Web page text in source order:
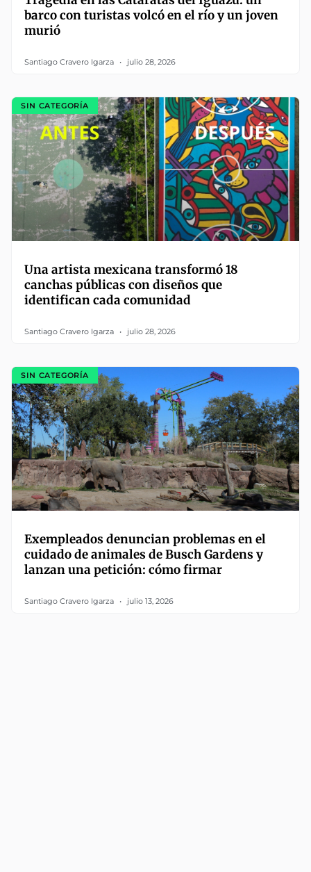
barco con turistas volcó en el río y un joven
murió
Santiago Cravero Igarza julio 28, 2026
SIN CATEGORÍA
Una artista mexicana transformó 18
canchas públicas con diseños que
identifican cada comunidad
Santiago Cravero Igarza julio 28, 2026
SIN CATEGORÍA
Exempleados denuncian problemas en el
cuidado de animales de Busch Gardens y
lanzan una petición: cómo firmar
Santiago Cravero Igarza julio 13, 2026